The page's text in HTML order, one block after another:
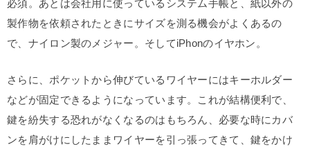
必須。あとは会社用に使っているシステム手帳と、紙以外の
製作物を依頼されたときにサイズを測る機会がよくあるの
で、ナイロン製のメジャー。そしてiPhonのイヤホン。
さらに、ポケットから伸びているワイヤーにはキーホルダー
などが固定できるようになっています。これが結構便利で、
鍵を紛失する恐れがなくなるのはもちろん、必要な時にカバ
ンを肩がけにしたままワイヤーを引っ張ってきて、鍵をかけ